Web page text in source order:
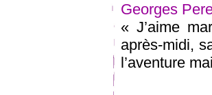
Georges
« J’aime
après-midi,
l’aventure